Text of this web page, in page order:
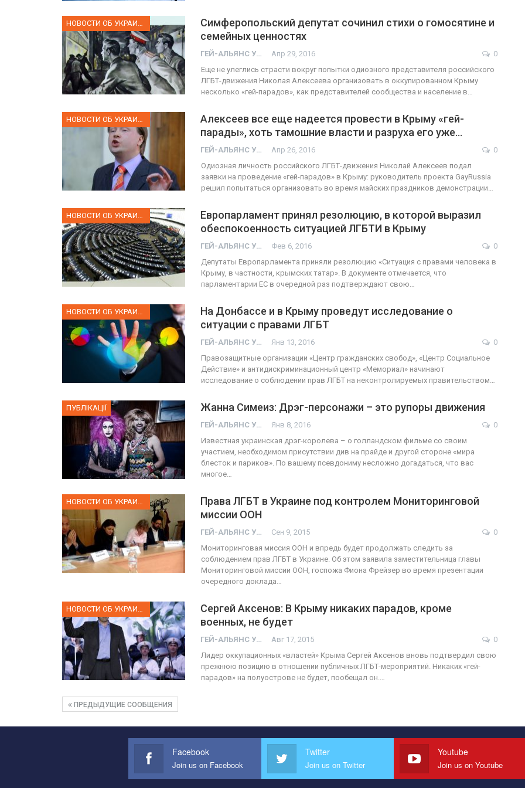
НОВОСТИ ОБ УКРАИНЕ
Симферопольский депутат сочинил стихи о гомосятине и
семейных ценностях
ГЕЙ-АЛЬЯНС УКРАИНА Апр 29, 2016
0
Еще не улеглись страсти вокруг попытки одиозного представителя российского
ЛГБТ-движения Николая Алексеева организовать в оккупированном Крыму
несколько «гей-парадов», как представителей сообщества и население в…
НОВОСТИ ОБ УКРАИНЕ
Алексеев все еще надеется провести в Крыму «гей-
парады», хоть тамошние власти и разруха его уже…
ГЕЙ-АЛЬЯНС УКРАИНА Апр 26, 2016
0
Одиозная личность российского ЛГБТ-движения Николай Алексеев подал
заявки на проведение «гей-парадов» в Крыму: руководитель проекта GayRussia
решил попытаться организовать во время майских праздников демонстрации…
НОВОСТИ ОБ УКРАИНЕ
Европарламент принял резолюцию, в которой выразил
обеспокоенность ситуацией ЛГБТИ в Крыму
ГЕЙ-АЛЬЯНС УКРАИНА Фев 6, 2016
0
Депутаты Европарламента приняли резолюцию «Ситуация с правами человека в
Крыму, в частности, крымских татар». В документе отмечается, что
парламентарии ЕС в очередной раз подтверждают свою…
НОВОСТИ ОБ УКРАИНЕ
На Донбассе и в Крыму проведут исследование о
ситуации с правами ЛГБТ
ГЕЙ-АЛЬЯНС УКРАИНА Янв 13, 2016
0
Правозащитные организации «Центр гражданских свобод», «Центр Социальное
Действие» и антидискриминационный центр «Мемориал» начинают
исследование о соблюдении прав ЛГБТ на неконтролируемых правительством…
ПУБЛІКАЦІЇ Жанна Симеиз: Дрэг-персонажи – это рупоры движения
ГЕЙ-АЛЬЯНС УКРАИНА Янв 8, 2016
0
Известная украинская дрэг-королева – о голландском фильме со своим
участием, необходимом присутствии див на прайде и другой стороне «мира
блесток и париков». По вашему псевдониму несложно догадаться, что вас
многое…
НОВОСТИ ОБ УКРАИНЕ
Права ЛГБТ в Украине под контролем Мониторинговой
миссии ООН
ГЕЙ-АЛЬЯНС УКРАИНА Сен 9, 2015
0
Мониторинговая миссия ООН и впредь будет продолжать следить за
соблюдением прав ЛГБТ в Украине. Об этом заявила заместительница главы
Мониторинговой миссии ООН, госпожа Фиона Фрейзер во время презентации
очередного доклада…
НОВОСТИ ОБ УКРАИНЕ
Сергей Аксенов: В Крыму никаких парадов, кроме
военных, не будет
ГЕЙ-АЛЬЯНС УКРАИНА Авг 17, 2015
0
Лидер оккупационных «властей» Крыма Сергей Аксенов вновь подтвердил свою
прежнюю позицию в отношении публичных ЛГБТ-мероприятий. Никаких «гей-
парадов» на полуострове не будет, пообещал он.…
ПРЕДЫДУЩИЕ СООБЩЕНИЯ
Facebook
Join us on Facebook
Twitter
Join us on Twitter
Youtube
Join us on Youtube